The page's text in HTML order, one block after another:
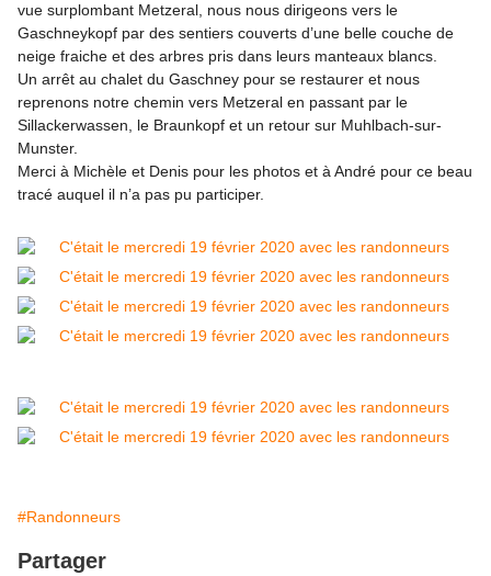
vue surplombant Metzeral, nous nous dirigeons vers le
Gaschneykopf par des sentiers couverts d’une belle couche de
neige fraiche et des arbres pris dans leurs manteaux blancs.
Un arrêt au chalet du Gaschney pour se restaurer et nous
reprenons notre chemin vers Metzeral en passant par le
Sillackerwassen, le Braunkopf et un retour sur Muhlbach-sur-
Munster.
Merci à Michèle et Denis pour les photos et à André pour ce beau
tracé auquel il n’a pas pu participer.
#Randonneurs
Partager